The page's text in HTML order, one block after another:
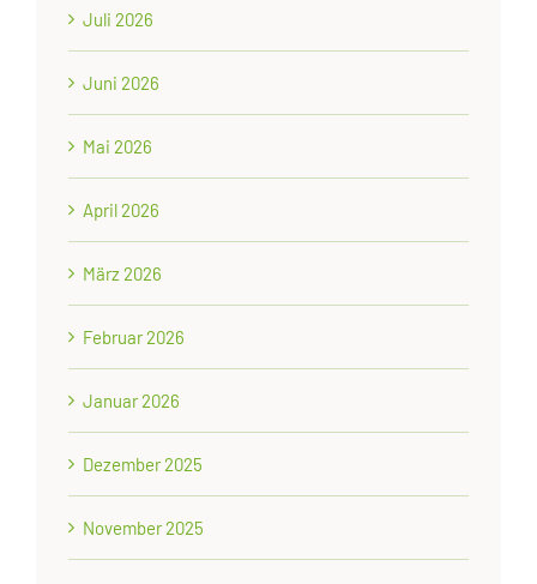
Juli 2026
Juni 2026
Mai 2026
April 2026
März 2026
Februar 2026
Januar 2026
Dezember 2025
November 2025